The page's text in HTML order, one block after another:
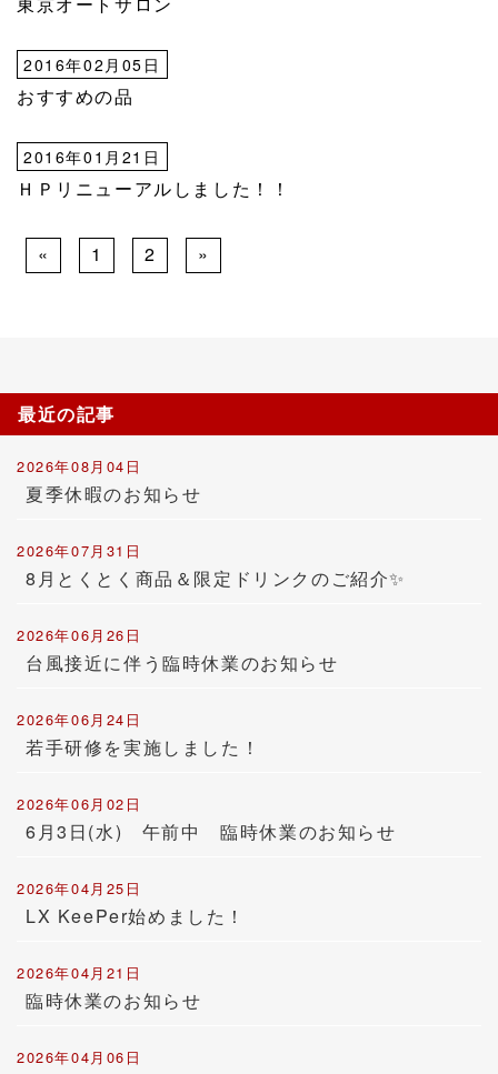
2016年02月05日
おすすめの品
2016年01月21日
ＨＰリニューアルしました！！
« 1 2 »
最近の記事
2026年08月04日
夏季休暇のお知らせ
2026年07月31日
8月とくとく商品＆限定ドリンクのご紹介✨
2026年06月26日
台風接近に伴う臨時休業のお知らせ
2026年06月24日
若手研修を実施しました！
2026年06月02日
6月3日(水) 午前中 臨時休業のお知らせ
2026年04月25日
LX KeePer始めました！
2026年04月21日
臨時休業のお知らせ
2026年04月06日